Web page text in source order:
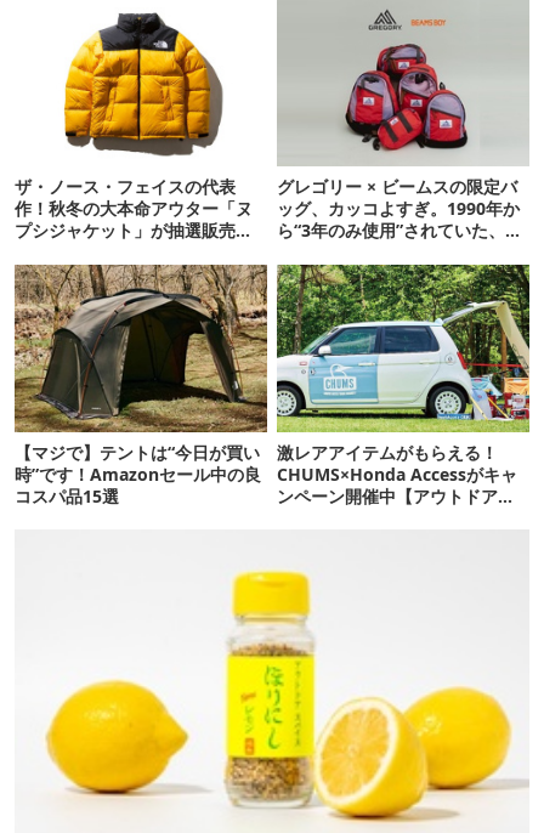
ザ・ノース・フェイスの代表
作！秋冬の大本命アウター「ヌ
プシジャケット」が抽選販売受
グレゴリー × ビームスの限定バ
ッグ、カッコよすぎ。1990年か
ら“3年のみ使用”されていた、紫
【マジで】テントは“今日が買い
時”です！Amazonセール中の良
コスパ品15選
激レアアイテムがもらえる！
CHUMS×Honda Accessがキャ
ンペーン開催中【アウトドア通